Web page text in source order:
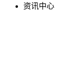
资讯中心